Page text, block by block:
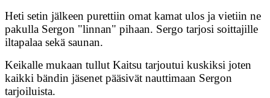
Heti setin jälkeen purettiin omat kamat ulos ja vietiin ne
pakulla Sergon "linnan" pihaan. Sergo tarjosi soittajille
iltapalaa sekä saunan.
Keikalle mukaan tullut Kaitsu tarjoutui kuskiksi joten
kaikki bändin jäsenet pääsivät nauttimaan Sergon
tarjoiluista.